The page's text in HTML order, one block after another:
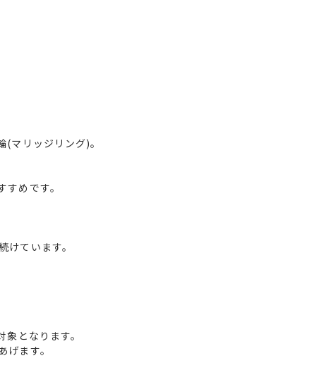
マリッジリング)。
めです。
ています。
となります。
ます。